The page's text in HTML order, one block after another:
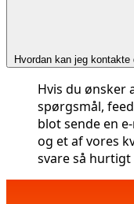
Hvordan kan jeg kontakte
Hvis du ønsker
spørgsmål,
blot sende en
og et af vores
svare så